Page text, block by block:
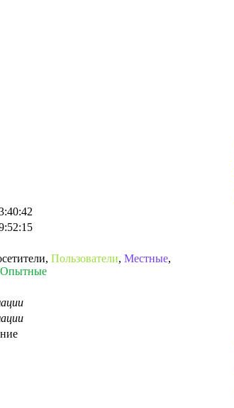
, Пользователи, Местные,
Опытные